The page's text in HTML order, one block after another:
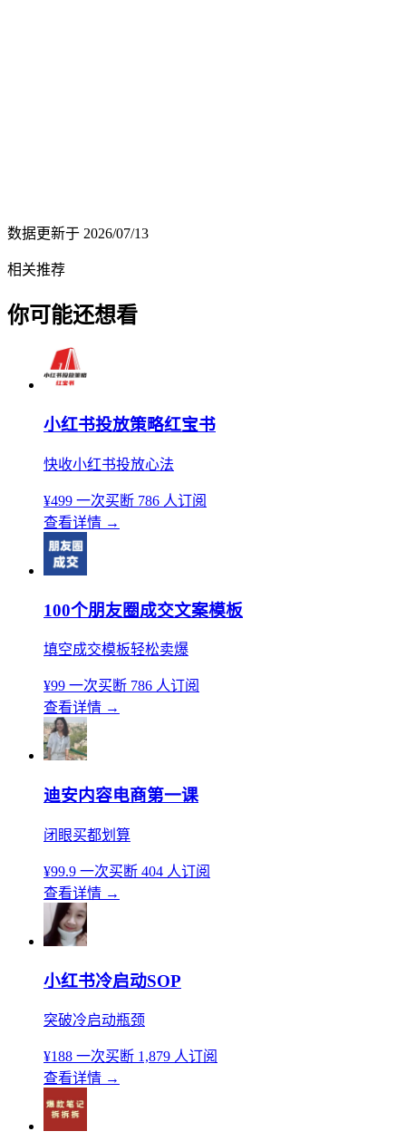
数据更新于 2026/07/13
相关推荐
你可能还想看
小红书投放策略红宝书
快收小红书投放心法
¥499 一次买断 786 人订阅
查看详情 →
100个朋友圈成交文案模板
填空成交模板轻松卖爆
¥99 一次买断 786 人订阅
查看详情 →
迪安内容电商第一课
闭眼买都划算
¥99.9 一次买断 404 人订阅
查看详情 →
小红书冷启动SOP
突破冷启动瓶颈
¥188 一次买断 1,879 人订阅
查看详情 →